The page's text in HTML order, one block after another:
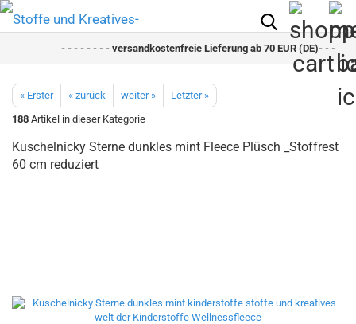
- - - - - - - - - - versandkostenfreie Lieferung ab 70 EUR (DE)- - - - -
« Erster « zurück weiter »
Letzter »
188 Artikel in dieser Kategorie
Kuschelnicky Sterne dunkles mint Fleece Plüsch _Stoffrest
60 cm reduziert